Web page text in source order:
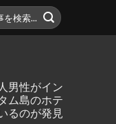
男性がイン
ム島のホテ
るのが発見